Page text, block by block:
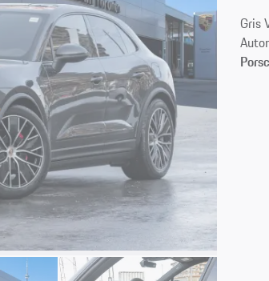
Gris